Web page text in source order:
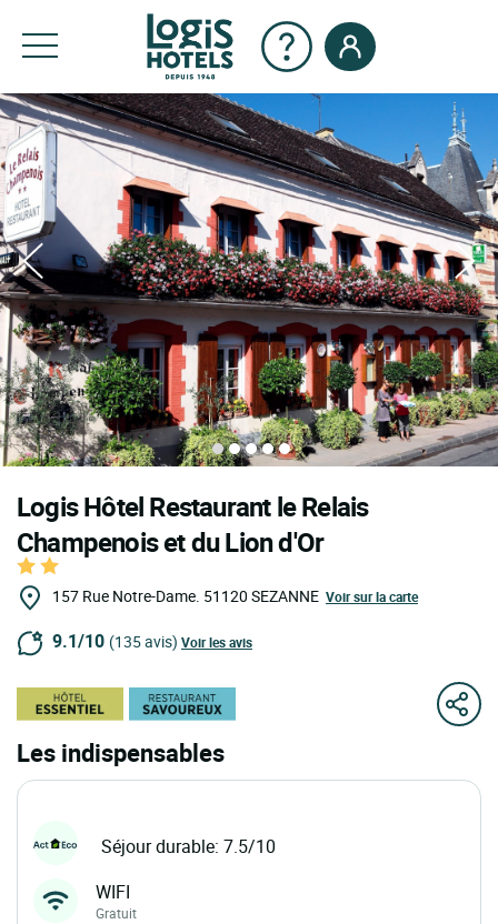
Logis Hôtel Restaurant le Relais
Champenois et du Lion d'Or
157 Rue Notre-Dame. 51120 SEZANNE Voir sur la carte
9.1/10 (135 avis) Voir les avis
Les indispensables
Séjour durable: 7.5/10
WIFI
Gratuit